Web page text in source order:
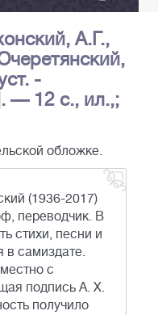
А.Г.,
-
— 12 с., ил.,;
обложке.
(1936-2017)
переводчик. В
стихи, песни и
в самиздате.
с
подпись А. Х.
получило